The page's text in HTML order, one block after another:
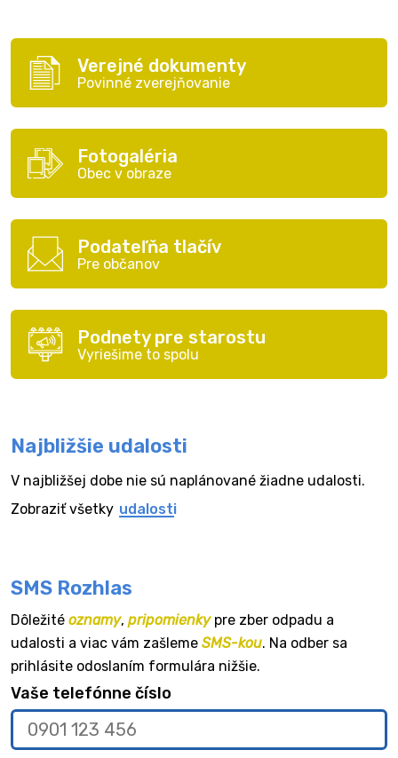
Verejné dokumenty
Povinné zverejňovanie
Fotogaléria
Obec v obraze
Podateľňa tlačív
Pre občanov
Podnety pre starostu
Vyriešime to spolu
Najbližšie udalosti
V najbližšej dobe nie sú naplánované žiadne udalosti.
Zobraziť všetky udalosti
SMS Rozhlas
Dôležité oznamy, pripomienkypre zber odpadu a
udalosti a viac vám zašleme SMS-kou. Na odber sa
prihlásite odoslaním formulára nižšie.
Vaše telefónne číslo